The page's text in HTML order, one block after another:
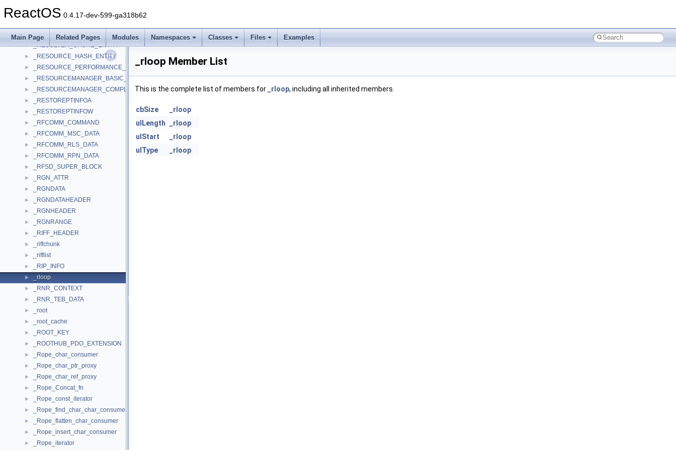
ReactOS 0.4.17-dev-599-ga318b62
Main Page Related Pages Modules Namespaces Classes Files Examples
► _RESETBUS_PARAMS
► _RESOLVER_CACHE
► _RESOLVER_CACHE_ENTRY
► _RESOURCE_HASH_ENTRY
► _RESOURCE_PERFORMANCE_DATA
► _RESOURCEMANAGER_BASIC_INFORMATION
► _RESOURCEMANAGER_COMPLETION_INFORMATION
► _RESTOREPTINFOA
► _RESTOREPTINFOW
► _RFCOMM_COMMAND
► _RFCOMM_MSC_DATA
► _RFCOMM_RLS_DATA
► _RFCOMM_RPN_DATA
► _RFSD_SUPER_BLOCK
► _RGN_ATTR
► _RGNDATA
► _RGNDATAHEADER
► _RGNHEADER
► _RGNRANGE
► _RIFF_HEADER
► _riffchunk
► _rifflist
► _RIP_INFO
► _rloop
► _RNR_CONTEXT
► _RNR_TEB_DATA
► _root
► _root_cache
► _ROOT_KEY
► _ROOTHUB_PDO_EXTENSION
► _Rope_char_consumer
► _Rope_char_ptr_proxy
► _Rope_char_ref_proxy
► _Rope_Concat_fn
► _Rope_const_iterator
► _Rope_find_char_char_consumer
► _Rope_flatten_char_consumer
► _Rope_insert_char_consumer
► _Rope_iterator
_rloop Member List
This is the complete list of members for _rloop, including all inherited members.
cbSize
_rloop
ulLength
_rloop
ulStart
_rloop
ulType
_rloop